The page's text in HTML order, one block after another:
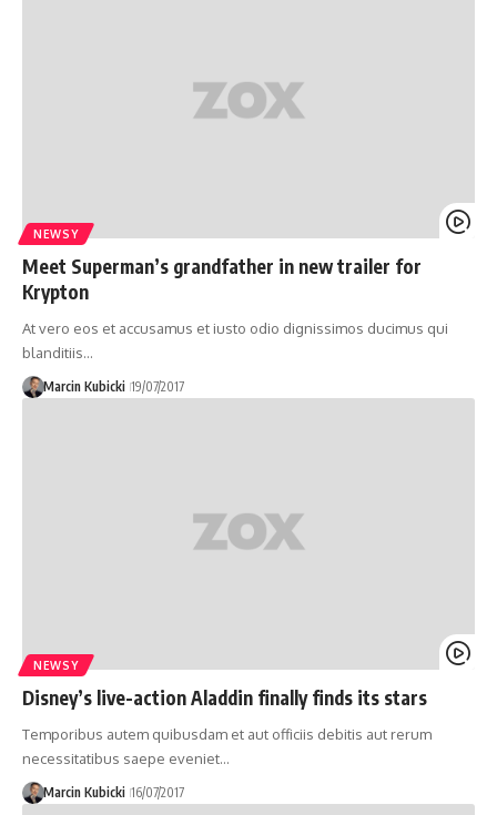
NEWSY
Meet Superman’s grandfather in new trailer for
Krypton
At vero eos et accusamus et iusto odio dignissimos ducimus qui
blanditiis…
Marcin Kubicki 19/07/2017
NEWSY
Disney’s live-action Aladdin finally finds its stars
Temporibus autem quibusdam et aut officiis debitis aut rerum
necessitatibus saepe eveniet…
Marcin Kubicki 16/07/2017